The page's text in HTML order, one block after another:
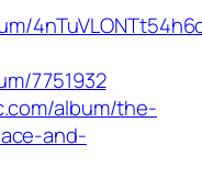
7751932
album/the-
and-